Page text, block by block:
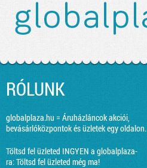
RÓLUNK
globalplaza.hu = Áruházláncok akciói,
bevásárlóközpontok és üzletek egy oldalon.
Töltsd fel üzleted INGYEN a globalplaza-
ra:Töltsd fel üzleted még ma!